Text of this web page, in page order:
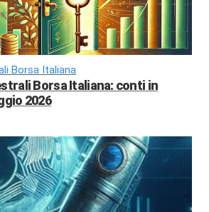
Borsa Italiana
Borsa Italiana: conti in
2026